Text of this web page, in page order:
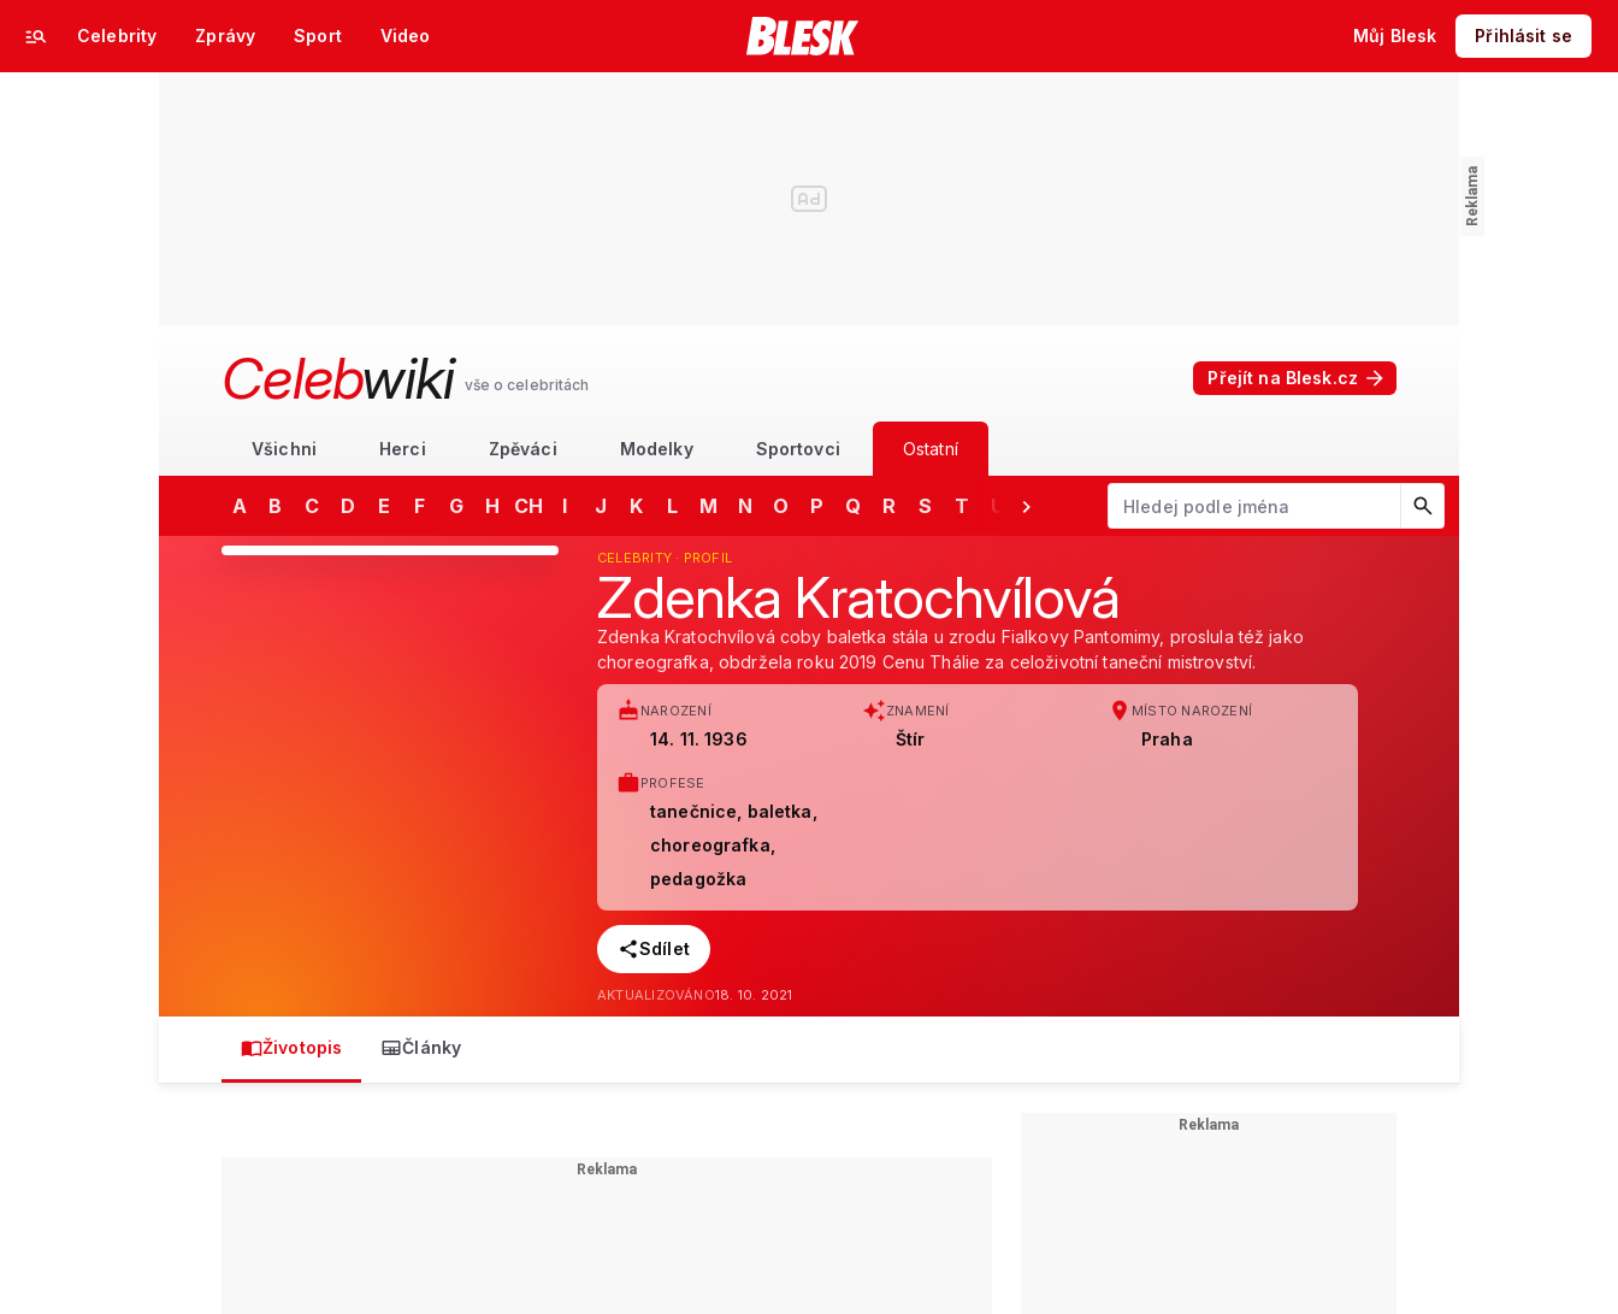
Celebrity Zprávy Sport Video Můj Blesk Přihlásit se
Celebwiki vše o celebritách Přejít na Blesk.cz
Všichni Herci Zpěváci Modelky Sportovci Ostatní
A B C D E F G H CH I J K L M N O P Q R S T U V Y Z
Začněte psát jméno. Šipkami dolů a nahoru procházejte návrhy,
CELEBRITY · PROFIL
Zdenka Kratochvílová
Zdenka Kratochvílová coby baletka stála u zrodu Fialkovy Pantomimy, proslula též jako
choreografka, obdržela roku 2019 Cenu Thálie za celoživotní taneční mistrovství.
NAROZENÍ
14. 11. 1936
ZNAMENÍ
Štír
MÍSTO NAROZENÍ
Praha
PROFESE
tanečnice, baletka,
choreografka,
pedagožka
Sdílet
AKTUALIZOVÁNO18. 10. 2021
Životopis Články